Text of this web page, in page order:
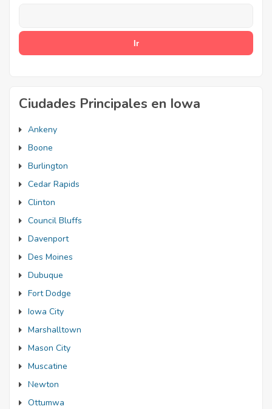
Ciudades Principales en Iowa
Ankeny
Boone
Burlington
Cedar Rapids
Clinton
Council Bluffs
Davenport
Des Moines
Dubuque
Fort Dodge
Iowa City
Marshalltown
Mason City
Muscatine
Newton
Ottumwa